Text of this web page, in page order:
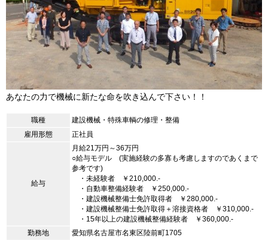
あなたの力で機械に新たな命を吹き込んで下さい！！
職種
建設機械・特殊車輌の修理・整備
雇用形態
正社員
給与
月給21万円～36万円
○給与モデル (実施経験の多寡も考慮しますのであくまで
参考です)
・未経験者 ￥210,000.-
・自動車整備経験者 ￥250,000.-
・建設機械整備士免許取得者 ￥280,000.-
・建設機械整備士免許取得＋溶接資格者 ￥310,000.-
・15年以上の建設機械整備経験者 ￥360,000.-
勤務地
愛知県名古屋市名東区陸前町1705